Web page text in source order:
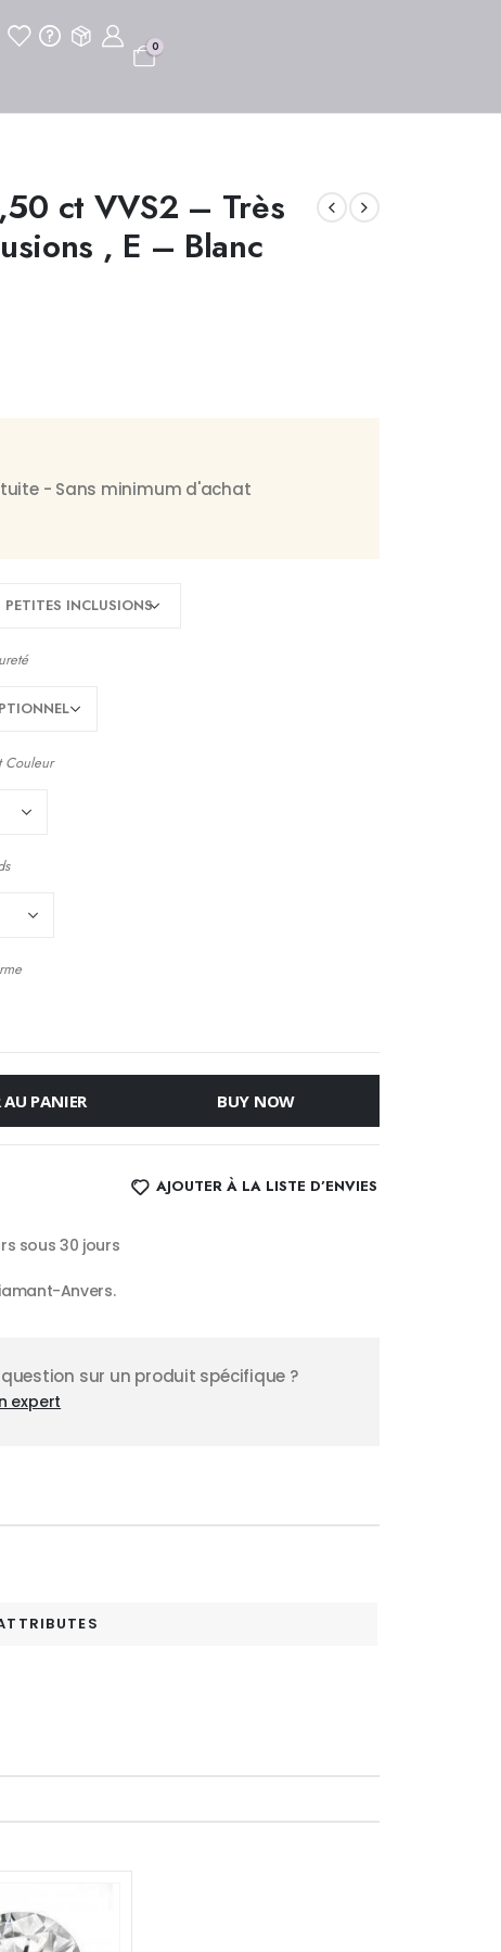
0
ct VVS2 – Très
, E – Blanc
- Sans minimum d'achat
Couleur
AU PANIER BUY NOW
AJOUTER À LA LISTE D’ENVIES
sous 30 jours
Anvers.
sur un produit spécifique ?
expert